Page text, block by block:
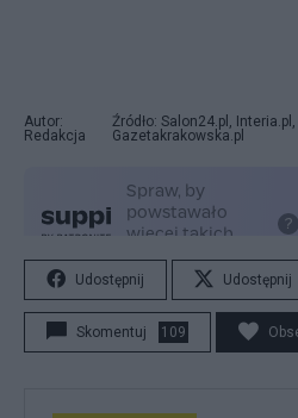
Autor:
Redakcja
Źródło: Salon24.pl, Interia.pl,
Gazetakrakowska.pl
Udostępnij Udostępnij
Skomentuj 109